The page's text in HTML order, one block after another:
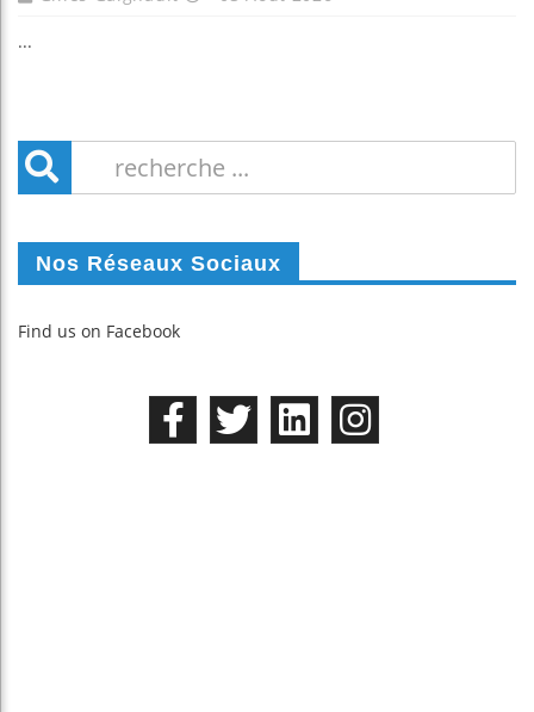
...
Nos Réseaux Sociaux
Find us on Facebook